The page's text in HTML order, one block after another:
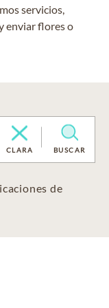
servicios,
enviar flores o
CLARA BUSCAR
de